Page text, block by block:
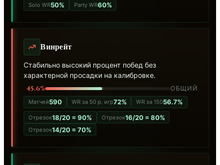
Solo WR50% Party WR60%
Винрейт
Стабильно высокий процент побед без
характерной просадки на калибровке.
45.6% ОБЩИЙ
Матчей590 WR за 50 р. игр72% WR за 15056.7%
Отрезок18/20 = 90% Отрезок16/20 = 80%
Отрезок14/20 = 70%